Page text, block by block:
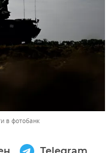
в фотобанк